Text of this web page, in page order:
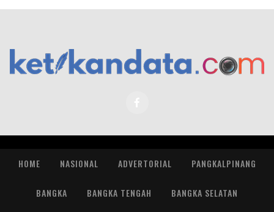
HOME NASIONAL ADVERTORIAL PANGKALPINANG
BANGKA BANGKA TENGAH BANGKA SELATAN